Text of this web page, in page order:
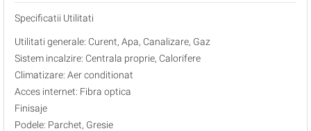
Specificatii Utilitati
Utilitati generale: Curent, Apa, Canalizare, Gaz
Sistem incalzire: Centrala proprie, Calorifere
Climatizare: Aer conditionat
Acces internet: Fibra optica
Finisaje
Podele: Parchet, Gresie